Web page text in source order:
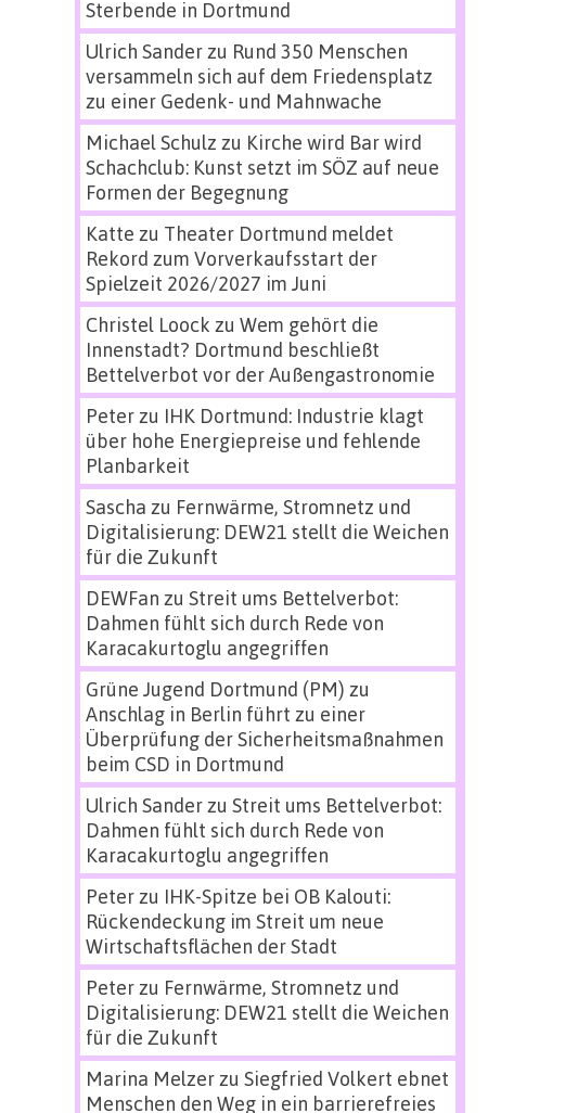
Sterbende in Dortmund
Ulrich Sanderzu Rund 350 Menschen
versammeln sich auf dem Friedensplatz
zu einer Gedenk- und Mahnwache
Michael Schulz zu Kirche wird Bar wird
Schachclub: Kunst setzt im SÖZ auf neue
Formen der Begegnung
Katte zu Theater Dortmund meldet
Rekord zum Vorverkaufsstart der
Spielzeit 2026/2027 im Juni
Christel Loock zu Wem gehört die
Innenstadt? Dortmund beschließt
Bettelverbot vor der Außengastronomie
Peterzu IHK Dortmund: Industrie klagt
über hohe Energiepreise und fehlende
Planbarkeit
Sascha zu Fernwärme, Stromnetz und
Digitalisierung: DEW21 stellt die Weichen
für die Zukunft
DEWFan zu Streit ums Bettelverbot:
Dahmen fühlt sich durch Rede von
Karacakurtoglu angegriffen
Grüne Jugend Dortmund (PM) zu
Anschlag in Berlin führt zu einer
Überprüfung der Sicherheitsmaßnahmen
beim CSD in Dortmund
Ulrich Sanderzu Streit ums Bettelverbot:
Dahmen fühlt sich durch Rede von
Karacakurtoglu angegriffen
Peterzu IHK-Spitze bei OB Kalouti:
Rückendeckung im Streit um neue
Wirtschaftsflächen der Stadt
Peterzu Fernwärme, Stromnetz und
Digitalisierung: DEW21 stellt die Weichen
für die Zukunft
Marina Melzerzu Siegfried Volkert ebnet
Menschen den Weg in ein barrierefreies